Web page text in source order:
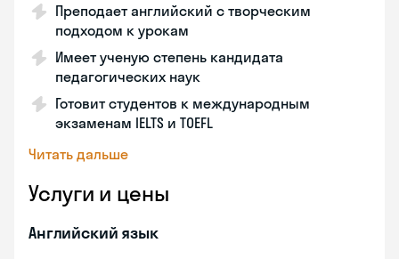
Преподает английский с творческим
подходом к урокам
Имеет ученую степень кандидата
педагогических наук
Готовит студентов к международным
экзаменам IELTS и TOEFL
Читать дальше
Услуги и цены
Английский язык